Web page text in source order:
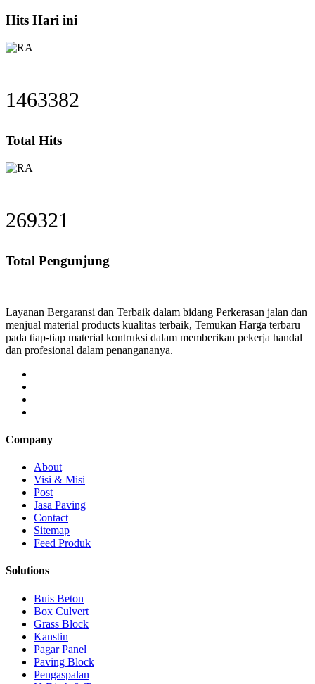
Hits Hari ini
1615574
Total Hits
297443
Total Pengunjung
Layanan Bergaransi dan Terbaik dalam bidang Perkerasan jalan dan
menjual material products kualitas terbaik, Temukan Harga terbaru
pada tiap-tiap material kontruksi dalam memberikan pekerja handal
dan profesional dalam penangananya.
Company
About
Visi & Misi
Post
Jasa Paving
Contact
Sitemap
Feed Produk
Solutions
Buis Beton
Box Culvert
Grass Block
Kanstin
Pagar Panel
Paving Block
Pengaspalan